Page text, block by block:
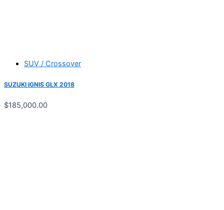
SUV / Crossover
SUZUKI IGNIS GLX 2018
$185,000.00